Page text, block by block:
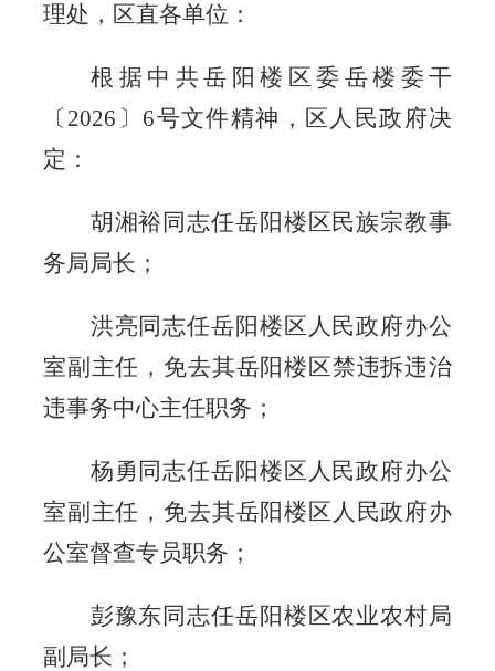
理处，区直各单位：
根据中共岳阳楼区委岳楼委干
〔 2026 〕 6号文件精神，区人民政府决
定：
胡湘裕同志任岳阳楼区民族宗教事
务局局长；
洪亮同志任岳阳楼区人民政府办公
室副主任，免去其岳阳楼区禁违拆违治
违事务中心主任职务；
杨勇同志任岳阳楼区人民政府办公
室副主任，免去其岳阳楼区人民政府办
公室督查专员职务；
彭豫东同志任岳阳楼区农业农村局
副局长；